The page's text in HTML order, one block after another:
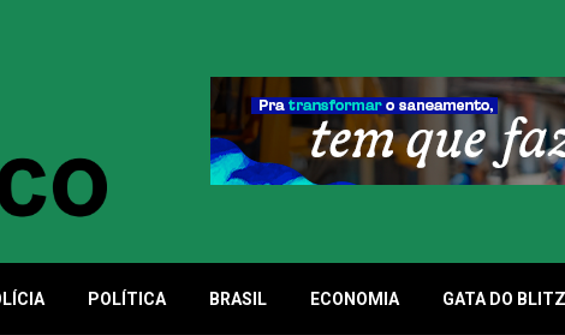
POLÍTICA BRASIL ECONOMIA GATA DO BLITZ